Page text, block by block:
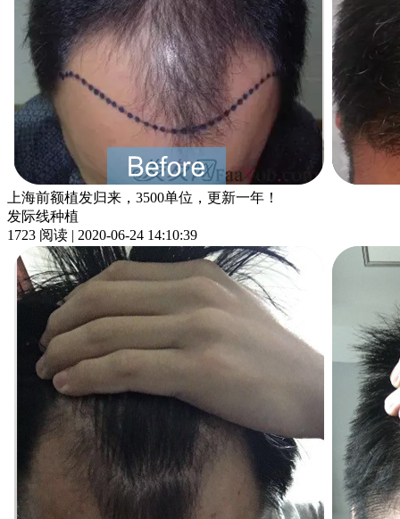
上海前额植发归来，3500单位，更新一年！
发际线种植
1723 阅读 | 2020-06-24 14:10:39